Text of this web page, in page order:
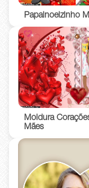
Papainoelzinho
Moldura
Mães